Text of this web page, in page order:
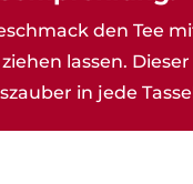
den Tee
lassen.
in jede